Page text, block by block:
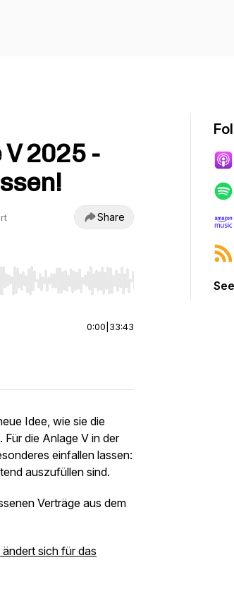
2025 -
Share
to jump to start or end. Hold shift to jump
0:00 33:43
Idee, wie sie die
die Anlage V in der
einfallen lassen:
auszufüllen sind.
Verträge aus dem
sich für das